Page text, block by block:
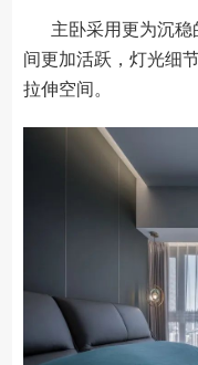
主卧采用更为沉
间更加活跃，灯光细
拉伸空间。